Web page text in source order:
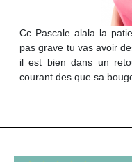
Cc Pascale alala la
pas grave tu vas avoir
il est bien dans un
courant des que sa